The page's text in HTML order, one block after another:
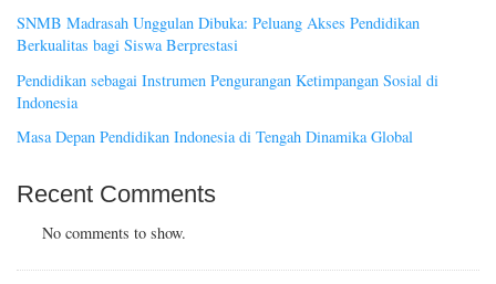
SNMB Madrasah Unggulan Dibuka: Peluang Akses Pendidikan
Berkualitas bagi Siswa Berprestasi
Pendidikan sebagai Instrumen Pengurangan Ketimpangan Sosial di
Indonesia
Masa Depan Pendidikan Indonesia di Tengah Dinamika Global
Recent Comments
No comments to show.